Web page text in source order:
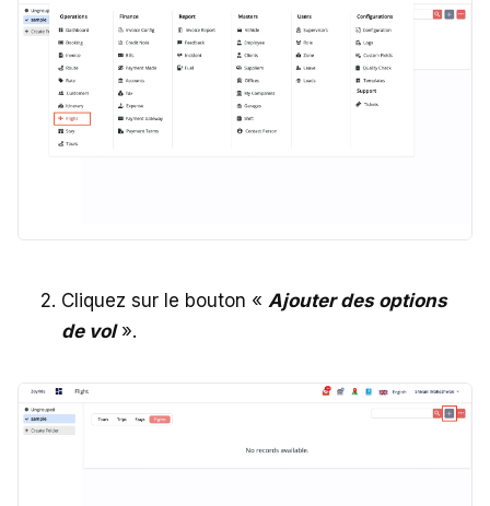
Cliquez sur le bouton « Ajouter des options
de vol».